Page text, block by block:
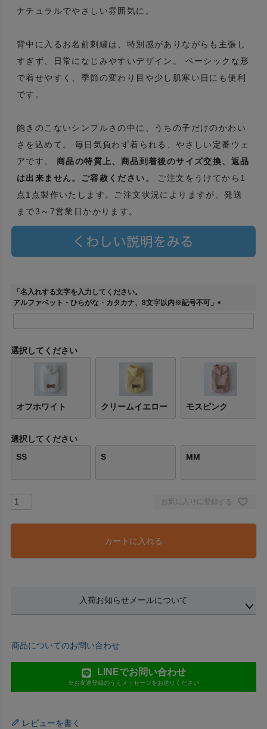
ナチュラルでやさしい雰囲気に。
背中に入るお名前刺繍は、特別感がありながらも主張し
すぎず、日常になじみやすいデザイン。 ベーシックな形
で着せやすく、季節の変わり目や少し肌寒い日にも便利
です。
飽きのこないシンプルさの中に、うちの子だけのかわい
さを込めて。 毎日気負わず着られる、やさしい定番ウェ
アです。 商品の特質上、商品到着後のサイズ交換、返品
は出来ません。ご容赦ください。
ご注文をうけてから1
点1点製作いたします。ご注文状況によりますが、発送
まで3～7営業日かかります。
「名入れする文字を入力してください。
アルファベット・ひらがな・カタカナ、8文字以内※記号不可」
(
選択してください
オフホワイト クリームイエロー モスピンク
選択してください
SS
S MM
お気に入りに登録する
カートに入れる
入荷お知らせメールについて
商品についてのお問い合わせ
LINEでお問い合わせ
※お友達登録のうえメッセージをお送りください
レビューを書く